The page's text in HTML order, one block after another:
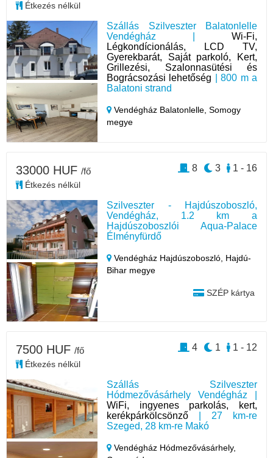
Szállás Szilveszter Balatonlelle
Vendégház | Wi-Fi,
Légkondícionálás, LCD TV,
Gyerekbarát, Saját parkoló, Kert,
Grillezési, Szalonnasütési és
Bográcsozási lehetőség | 800 m a
Balatoni strand
Vendégház Balatonlelle,Somogy
megye
Étkezés nélkül
Szilveszter - Hajdúszoboszló,
Vendégház, 1.2 km a
Hajdúszoboszlói Aqua-Palace
Élményfürdő
Vendégház Hajdúszoboszló, Hajdú-
Bihar megye
SZÉP kártya
33000 HUF /fő
Étkezés nélkül
1 - 16
3
8
Szállás Szilveszter
Hódmezővásárhely Vendégház |
WiFi, ingyenes parkolás, kert,
kerékpárkölcsönző | 27 km-re
Szeged, 28 km-re Makó
Vendégház Hódmezővásárhely,
7500 HUF /fő
Étkezés nélkül
1 - 12
1
4